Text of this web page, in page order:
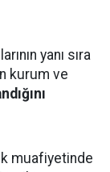
yanı sıra
kurum ve
muafiyetinde